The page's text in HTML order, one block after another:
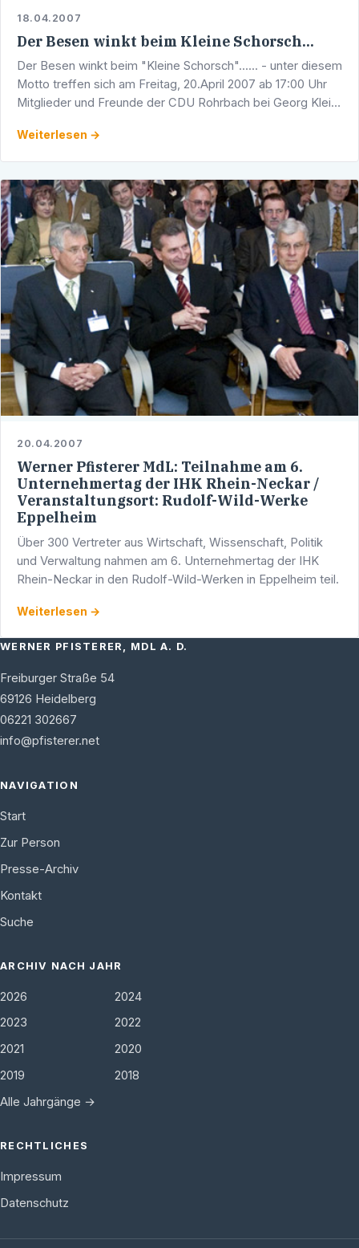
18.04.2007
Der Besen winkt beim Kleine Schorsch...
Der Besen winkt beim "Kleine Schorsch"...... - unter diesem
Motto treffen sich am Freitag, 20.April 2007 ab 17:00 Uhr
Mitglieder und Freunde der CDU Rohrbach bei Georg Klein,
Weiterlesen →
20.04.2007
Werner Pfisterer MdL: Teilnahme am 6.
Unternehmertag der IHK Rhein-Neckar /
Veranstaltungsort: Rudolf-Wild-Werke
Eppelheim
Über 300 Vertreter aus Wirtschaft, Wissenschaft, Politik
und Verwaltung nahmen am 6. Unternehmertag der IHK
Rhein-Neckar in den Rudolf-Wild-Werken in Eppelheim teil.
Weiterlesen →
WERNER PFISTERER, MDL A. D.
Freiburger Straße 54
69126 Heidelberg
06221 302667
info@pfisterer.net
NAVIGATION
Start
Zur Person
Presse-Archiv
Kontakt
Suche
ARCHIV NACH JAHR
2026
2024
2023
2022
2021
2020
2019
2018
Alle Jahrgänge →
RECHTLICHES
Impressum
Datenschutz